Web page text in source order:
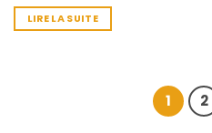
LIRE LA SUITE
1 2